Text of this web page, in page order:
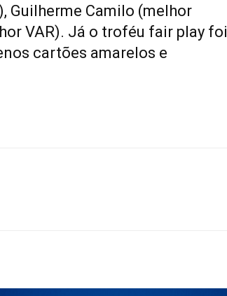
Guilherme Camilo (melhor
VAR). Já o troféu fair play foi
cartões amarelos e